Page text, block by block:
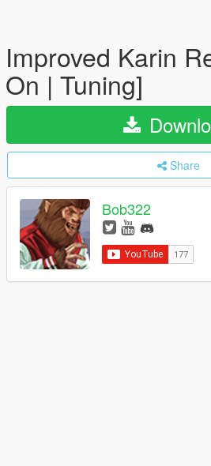
Improved Karin
On | Tuning]
Share
Bob322